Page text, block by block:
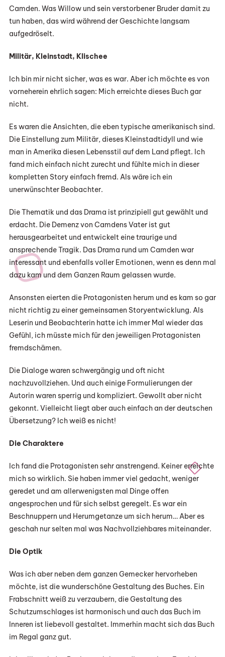
Camden. Was Willow und sein verstorbener Bruder damit zu
tun haben, das wird während der Geschichte langsam
aufgedröselt.
Militär, Kleinstadt, Klischee
Ich bin mir nicht sicher, was es war. Aber ich möchte es von
vorneherein ehrlich sagen: Mich erreichte dieses Buch gar
nicht.
Es waren die Ansichten, die eben typische amerikanisch sind.
Die Einstellung zum Militär, dieses Kleinstadtidyll und wie
man in Amerika diesen Lebensstil auf dem Land pflegt. Ich
fand mich einfach nicht zurecht und fühlte mich in dieser
kompletten Story einfach fremd. Als wäre ich ein
unerwünschter Beobachter.
Die Thematik und das Drama ist prinzipiell gut gewählt und
erdacht. Die Demenz von Camdens Vater ist gut
herausgearbeitet und entwickelt eine traurige und
ansprechende Tragik. Das Drama rund um Camden war
interessant und ebenfalls voller Emotionen, wenn es denn mal
dazu kam und dem Ganzen Raum gelassen wurde.
Ansonsten eierten die Protagonisten herum und es kam so gar
nicht richtig zu einer gemeinsamen Storyentwicklung. Als
Leserin und Beobachterin hatte ich immer Mal wieder das
Gefühl, ich müsste mich für den jeweiligen Protagonisten
fremdschämen.
Die Dialoge waren schwergängig und oft nicht
nachzuvollziehen. Und auch einige Formulierungen der
Autorin waren sperrig und kompliziert. Gewollt aber nicht
gekonnt. Vielleicht liegt aber auch einfach an der deutschen
Übersetzung? Ich weiß es nicht!
Die Charaktere
Ich fand die Protagonisten sehr anstrengend. Keiner erreichte
mich so wirklich. Sie haben immer viel gedacht, weniger
geredet und am allerwenigsten mal Dinge offen
angesprochen und für sich selbst geregelt. Es war ein
Beschnuppern und Herumgetanze um sich herum… Aber es
geschah nur selten mal was Nachvollziehbares miteinander.
Die Optik
Was ich aber neben dem ganzen Gemecker hervorheben
möchte, ist die wunderschöne Gestaltung des Buches. Ein
Frabschnitt weiß zu verzaubern, die Gestaltung des
Schutzumschlages ist harmonisch und auch das Buch im
Inneren ist liebevoll gestaltet. Immerhin macht sich das Buch
im Regal ganz gut.